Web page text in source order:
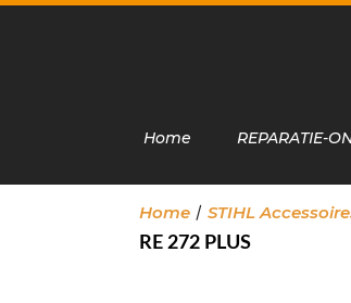
Home REPARATIE-
Home / STIHL
RE 272 PLUS